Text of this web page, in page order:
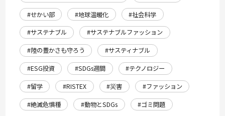
#せかい部
#地球温暖化
#社会科学
#サステナブル
#サステナブルファッション
#陸の豊かさも守ろう
#サスティナブル
#ESG投資
#SDGs週間
#テクノロジー
#留学
#RISTEX #災害
#ファッション
#絶滅危惧種
#動物とSDGs
#ゴミ問題